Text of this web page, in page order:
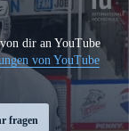
dir an YouTube
von YouTube
fragen